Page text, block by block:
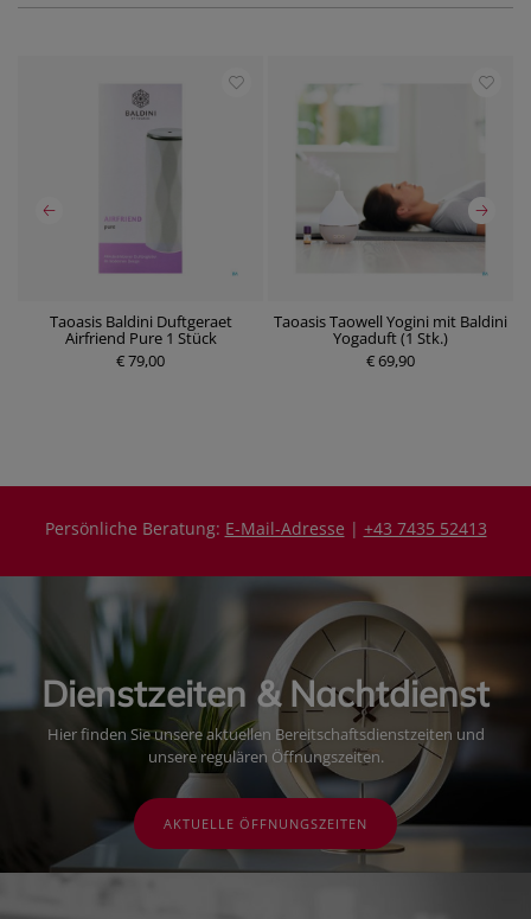
Taoasis Baldini Duftgeraet
Airfriend Pure 1 Stück
€ 79,00
Taoasis Taowell Yogini mit Baldini
Yogaduft (1 Stk.)
€ 69,90
P
Persönliche Beratung: E-Mail-Adresse | +43 7435 52413
Dienstzeiten & Nachtdienst
Hier finden Sie unsere aktuellen Bereitschaftsdienstzeiten und
unsere regulären Öffnungszeiten.
AKTUELLE ÖFFNUNGSZEITEN